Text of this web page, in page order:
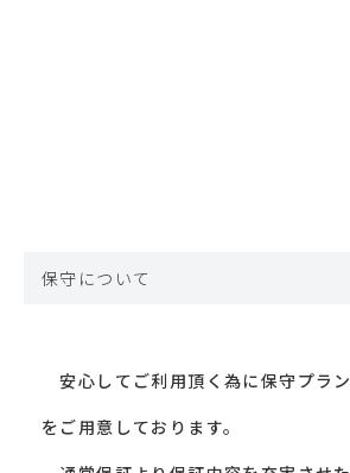
保守について
安心してご利用頂く為に保守プラン
をご用意しております。